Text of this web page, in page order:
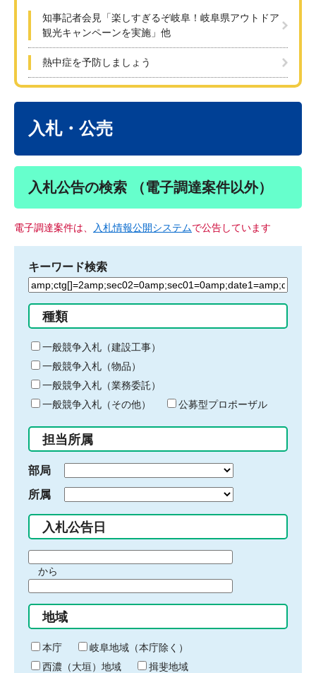
知事記者会見「楽しすぎるぞ岐阜！岐阜県アウトドア
観光キャンペーンを実施」他
熱中症を予防しましょう
入札・公売
入札公告の検索 （電子調達案件以外）
電子調達案件は、 入札情報公開システムで公告しています
キーワード検索
検
る
キ
ー
ワ
ー
ド
入
力
種類
一般競争入札（建設工事）
一般競争入札（物品）
一般競争入札（業務委託）
一般競争入札（その他）
公募型プロポーザル
担当所属
部局
所属
入札公告日
間
始
り
から
間
終
わ
り
地域
本庁
岐阜地域（本庁除く）
西濃（大垣）地域
揖斐地域